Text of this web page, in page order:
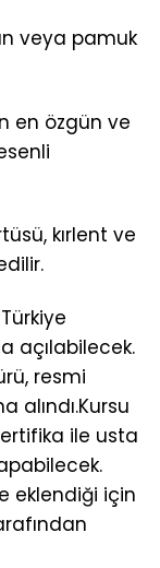
veya pamuk
en özgün ve
kırlent ve
açılabilecek.
resmi
alındı.Kursu
ile usta
eklendiği için